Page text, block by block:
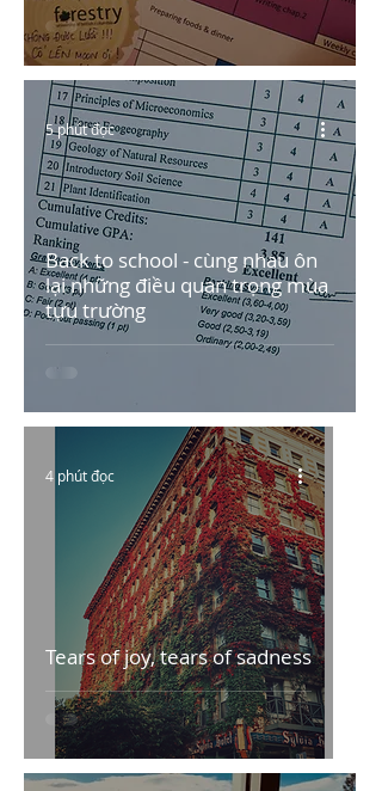
Back to school - cùng nhau ôn
lại những điều quan trọng mùa
tựu trường
5 phút đọc
Tears of joy, tears of sadness
4 phút đọc